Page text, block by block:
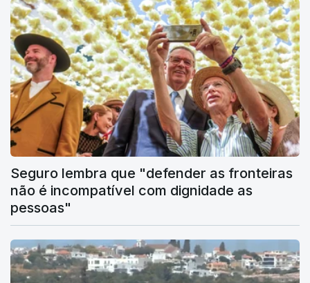
Seguro lembra que "defender as fronteiras
não é incompatível com dignidade as
pessoas"